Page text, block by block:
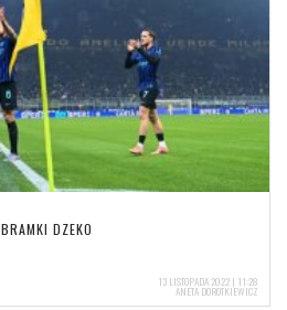
DZEKO
13 LISTOPADA 2022 | 11:28
ANETA DOROTKIEWICZ